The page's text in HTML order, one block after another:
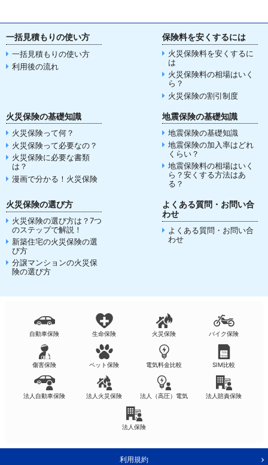
一括見積もりの使い方
一括見積もりの使い方
利用後の流れ
保険料を安くするには
火災保険料を安くするに
は
火災保険料の相場はいく
ら？
火災保険の割引制度
火災保険の基礎知識
火災保険って何？
火災保険って必要なの？
火災保険に必要な書類
は？
漫画で分かる！火災保険
地震保険の基礎知識
地震保険の基礎知識
地震保険の加入率はどれ
くらい？
地震保険料の相場はいく
ら？安くする方法はあ
る？
火災保険の選び方
火災保険の選び方は？7つ
のステップで解説！
新築住宅の火災保険の選
び方
分譲マンションの火災保
険の選び方
よくある質問・お問い合
わせ
よくある質問・お問い合
わせ
自動車保険 生命保険 火災保険 バイク保険
傷害保険 ペット保険 電気料金比較 SIM比較
法人自動車保険 法人火災保険 法人（高圧）電気 法人賠責保険
法人保険
利用規約